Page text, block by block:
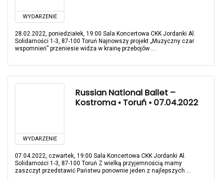
WYDARZENIE
28.02.2022, poniedziałek, 19:00 Sala Koncertowa CKK Jordanki Al.
Solidarności 1-3, 87-100 Toruń Najnowszy projekt „Muzyczny czar
wspomnień” przeniesie widza w krainę przebojów ...
WYDARZENIE
Russian National Ballet –
Kostroma • Toruń • 07.04.2022
07.04.2022, czwartek, 19:00 Sala Koncertowa CKK Jordanki Al.
Solidarności 1-3, 87-100 Toruń Z wielką przyjemnością mamy
zaszczyt przedstawić Państwu ponownie jeden z najlepszych ...